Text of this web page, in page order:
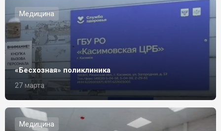
Медицина
«Бесхозная» поликлиника
27 марта
Медицина